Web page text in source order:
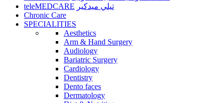
teleMEDCARE تيلي ميدكير
Chronic Care
SPECIALITIES
Aesthetics
Arm & Hand Surgery
Audiology
Bariatric Surgery
Cardiology
Dentistry
Dento faces
Dermatology